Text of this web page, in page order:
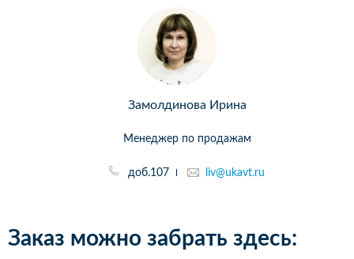
Замолдинова Ирина
Менеджер по продажам
доб.107 liv@ukavt.ru
Заказ можно забрать здесь: